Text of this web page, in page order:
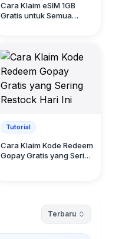
Cara Klaim eSIM 1GB
Gratis untuk Semua
Tutorial
Cara Klaim Kode Redeem
Gopay Gratis yang Sering
Terbaru